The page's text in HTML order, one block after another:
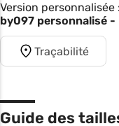
Version personnalisée :
by097 personnalisé -
Traçabilité
Guide des